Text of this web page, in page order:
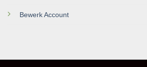
Bewerk Account